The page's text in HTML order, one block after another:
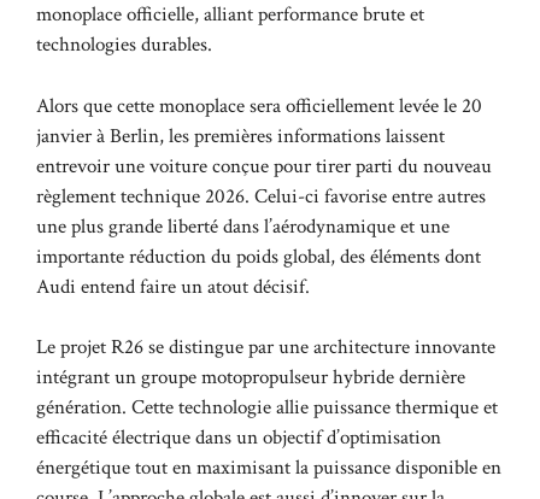
monoplace officielle, alliant performance brute et
technologies durables.
Alors que cette monoplace sera officiellement levée le 20
janvier à Berlin, les premières informations laissent
entrevoir une voiture conçue pour tirer parti du nouveau
règlement technique 2026. Celui-ci favorise entre autres
une plus grande liberté dans l’aérodynamique et une
importante réduction du poids global, des éléments dont
Audi entend faire un atout décisif.
Le projet R26 se distingue par une architecture innovante
intégrant un groupe motopropulseur hybride dernière
génération. Cette technologie allie puissance thermique et
efficacité électrique dans un objectif d’optimisation
énergétique tout en maximisant la puissance disponible en